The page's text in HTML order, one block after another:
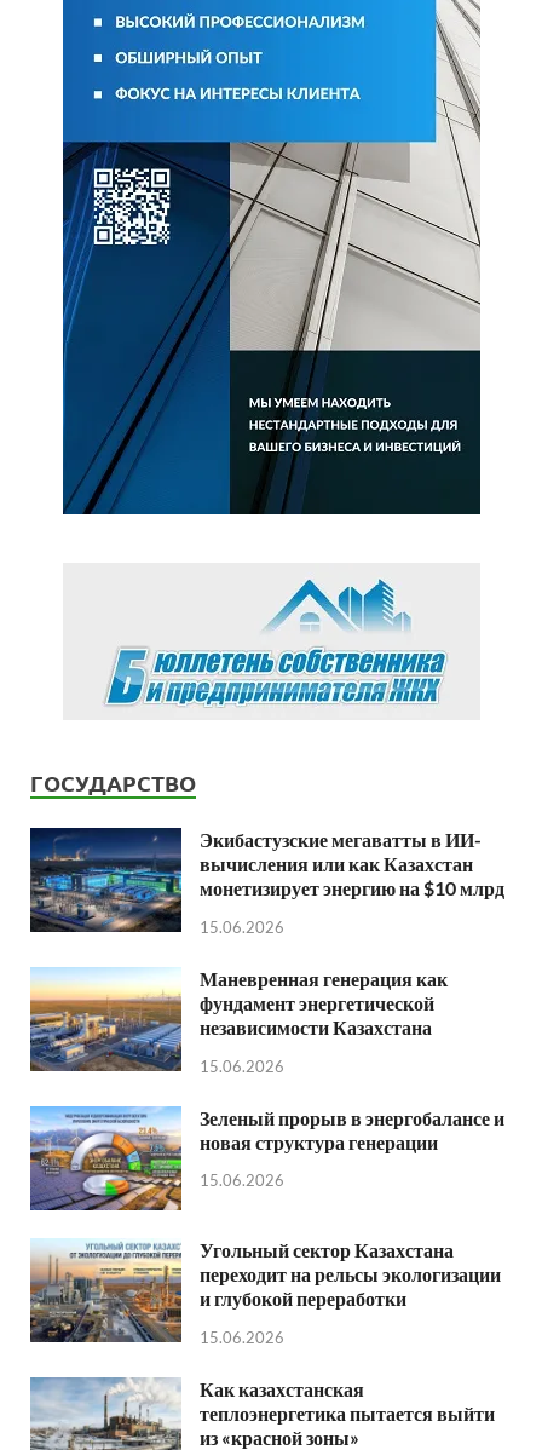
ГОСУДАРСТВО
Экибастузские мегаватты в ИИ-
вычисления или как Казахстан
монетизирует энергию на $10 млрд
15.06.2026
Маневренная генерация как
фундамент энергетической
независимости Казахстана
15.06.2026
Зеленый прорыв в энергобалансе и
новая структура генерации
15.06.2026
Угольный сектор Казахстана
переходит на рельсы экологизации
и глубокой переработки
15.06.2026
Как казахстанская
теплоэнергетика пытается выйти
из «красной зоны»